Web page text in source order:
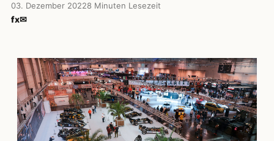
03. Dezember 20228 Minuten Lesezeit
fx✉